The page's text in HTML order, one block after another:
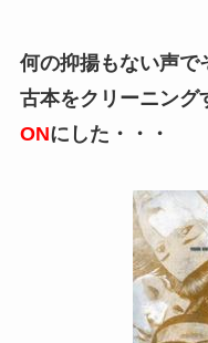
何の抑揚もない声で
古本をクリーニング
ONにした・・・